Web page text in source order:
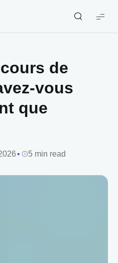
de
vous
que
5 min read